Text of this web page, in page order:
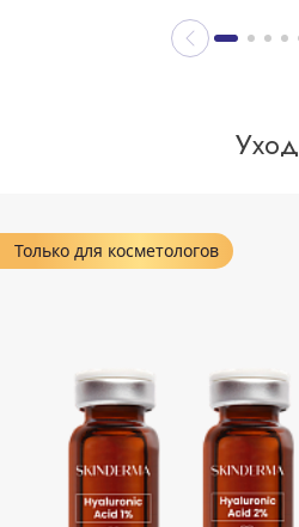
Уход
Только для косметологов